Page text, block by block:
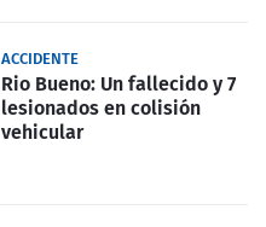
ACCIDENTE
Rio Bueno: Un fallecido y 7
lesionados en colisión
vehicular